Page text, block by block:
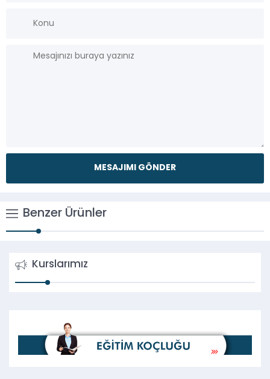
Benzer Ürünler
Kurslarımız